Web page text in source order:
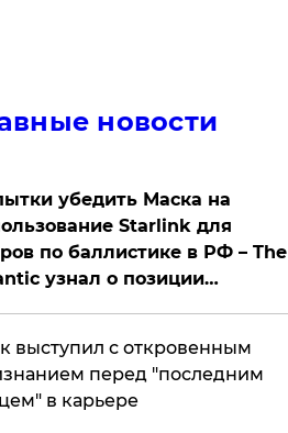
новости
убедить Маска на
Starlink для
по баллистике в РФ – The
узнал о позиции
выступил с откровенным
перед "последним
в карьере